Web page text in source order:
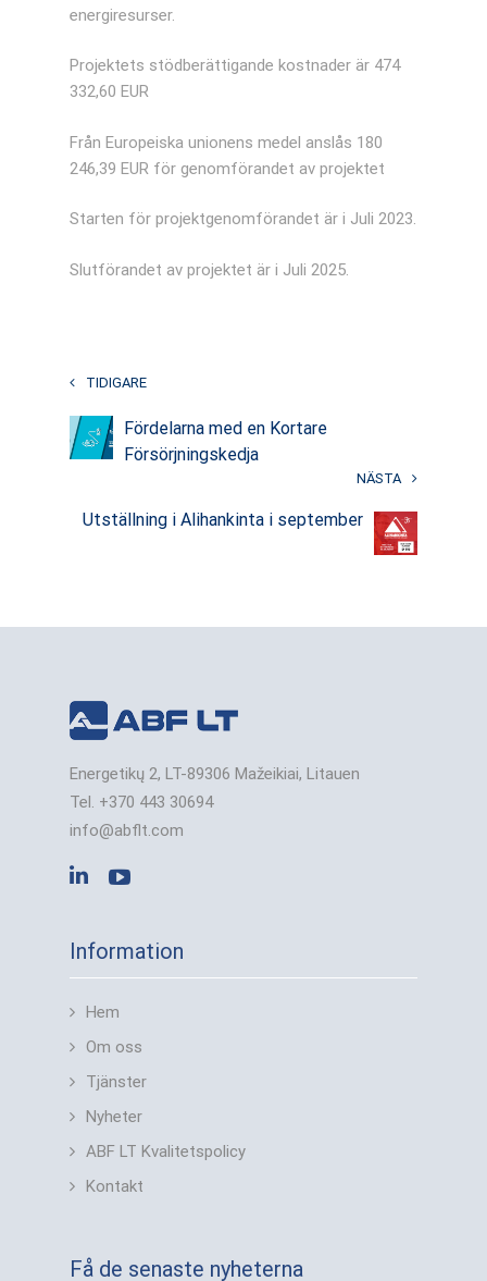
energiresurser.
Projektets stödberättigande kostnader är 474
332,60 EUR
Från Europeiska unionens medel anslås 180
246,39 EUR för genomförandet av projektet
Starten för projektgenomförandet är i Juli 2023.
Slutförandet av projektet är i Juli 2025.
TIDIGARE
Fördelarna med en Kortare
Försörjningskedja
NÄSTA
Utställning i Alihankinta i september
Energetikų 2, LT-89306 Mažeikiai, Litauen
Tel. +370 443 30694
info@abflt.com
Information
Hem
Om oss
Tjänster
Nyheter
ABF LT Kvalitetspolicy
Kontakt
Få de senaste nyheterna